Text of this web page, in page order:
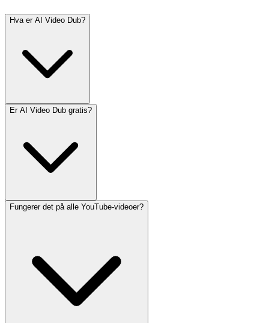
Hva er AI Video Dub?
Er AI Video Dub gratis?
Fungerer det på alle YouTube-videoer?